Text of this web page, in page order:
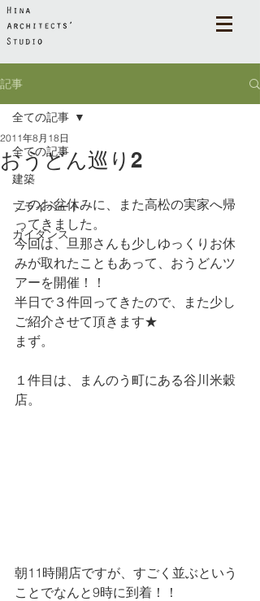
記事
全ての記事
建築
プライベート
ガイダンス
全ての記事
おうどん巡り2
2011年8月18日
このお盆休みに、また高松の実家へ帰
ってきました。
今回は、旦那さんも少しゆっくりお休
みが取れたこともあって、おうどんツ
アーを開催！！
半日で３件回ってきたので、また少し
ご紹介させて頂きます★
まず。
１件目は、まんのう町にある谷川米穀
店。
朝11時開店ですが、すごく並ぶという
ことでなんと9時に到着！！